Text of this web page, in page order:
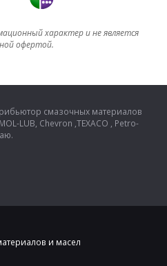
характер и не является
офертой.
смазочных материалов
LUB, Chevron ,TEXACO , Petro-
и масел